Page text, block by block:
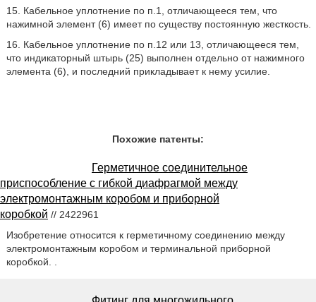
15. Кабельное уплотнение по п.1, отличающееся тем, что
нажимной элемент (6) имеет по существу постоянную жесткость.
16. Кабельное уплотнение по п.12 или 13, отличающееся тем,
что индикаторный штырь (25) выполнен отдельно от нажимного
элемента (6), и последний прикладывает к нему усилие.
Похожие патенты:
Герметичное соединительное
приспособление с гибкой диафрагмой между
электромонтажным коробом и приборной
коробкой // 2422961
Изобретение относится к герметичному соединению между
электромонтажным коробом и терминальной приборной
коробкой. .